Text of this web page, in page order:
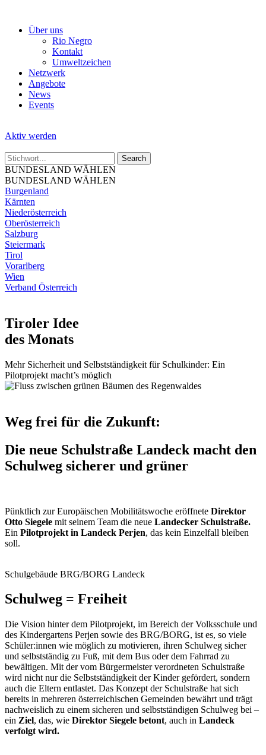
Über uns
Rio Negro
Kontakt
Umweltzeichen
Netzwerk
Angebote
News
Events
Aktiv werden
BUNDESLAND WÄHLEN
BUNDESLAND WÄHLEN
Burgenland
Kärnten
Niederösterreich
Oberösterreich
Salzburg
Steiermark
Tirol
Vorarlberg
Wien
Verband Österreich
Tiroler Idee
des Monats
Mehr Sicherheit und Selbstständigkeit für Schulkinder: Ein
Pilotprojekt macht’s möglich
Weg frei für die Zukunft:
Die neue Schulstraße Landeck macht den
Schulweg sicherer und grüner
Pünktlich zur Europäischen Mobilitätswoche eröffnete Direktor
Otto Siegele mit seinem Team die neue Landecker Schulstraße.
Ein Pilotprojekt in Landeck Perjen, das kein Einzelfall bleiben
soll.
Schulgebäude BRG/BORG Landeck
Schulweg = Freiheit
Die Vision hinter dem Pilotprojekt, im Bereich der Volksschule und
des Kindergartens Perjen sowie des BRG/BORG, ist es, so viele
Schüler:innen wie möglich zu motivieren, ihren Schulweg sicher
und selbstständig zu Fuß, mit dem Bus oder dem Fahrrad zu
bewältigen. Mit der vom Bürgermeister verordneten Schulstraße
wird nicht nur die Selbstständigkeit der Kinder gefördert, sondern
auch die Eltern entlastet. Das Konzept der Schulstraße hat sich
bereits in mehreren österreichischen Gemeinden bewährt und trägt
nachweislich zu einem sicheren und selbstständigen Schulweg bei –
ein Ziel, das, wie Direktor Siegele betont, auch in Landeck
verfolgt wird.